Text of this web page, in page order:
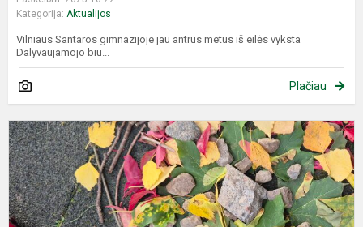
Kategorija: Aktualijos
Vilniaus Santaros gimnazijoje jau antrus metus iš eilės vyksta
Dalyvaujamojo biu...
Plačiau